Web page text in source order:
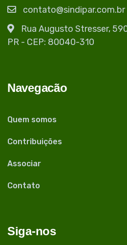
contato@sindipar.com.br
Rua Augusto Stresser,
PR - CEP: 80040-310
Navegacão
Quem somos
Contribuições
Associar
Contato
Siga-nos